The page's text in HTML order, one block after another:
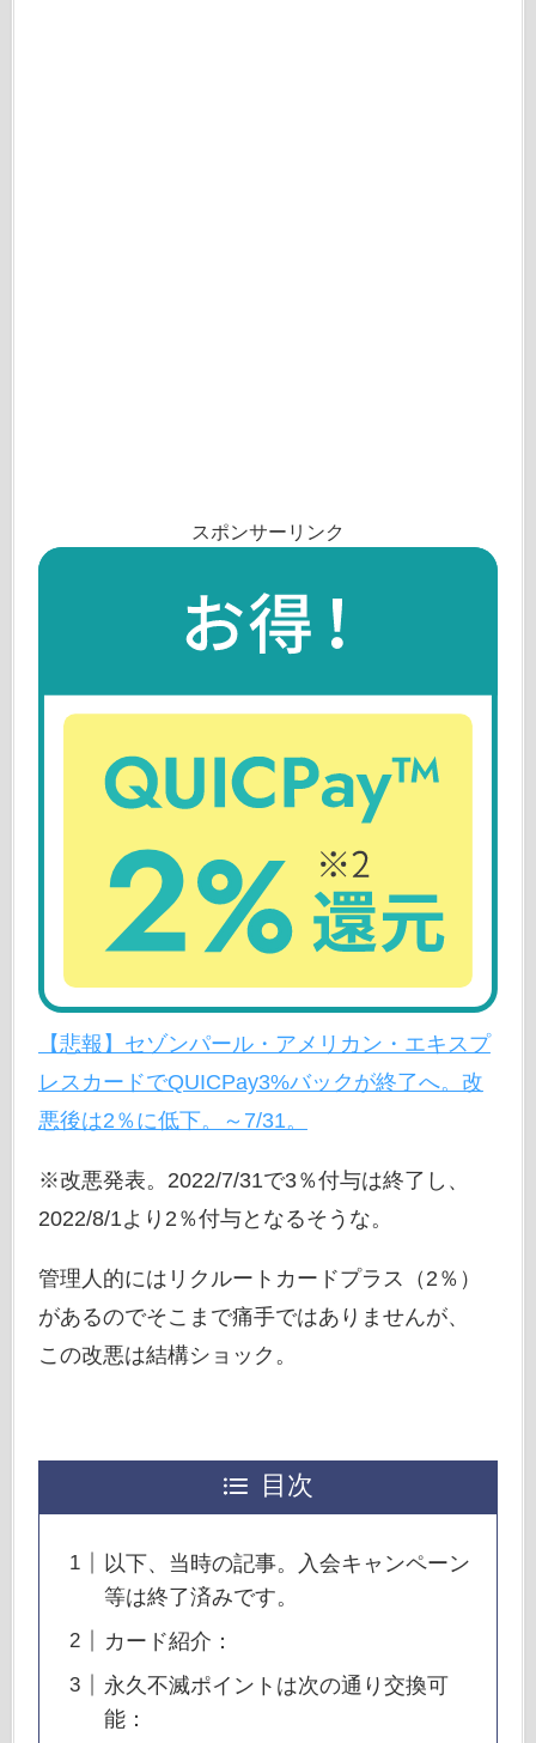
スポンサーリンク
【悲報】セゾンパール・アメリカン・エキスプ
レスカードでQUICPay3%バックが終了へ。改
悪後は2％に低下。～7/31。
※改悪発表。2022/7/31で3％付与は終了し、
2022/8/1より2％付与となるそうな。
管理人的にはリクルートカードプラス（2％）
があるのでそこまで痛手ではありませんが、
この改悪は結構ショック。
目次
以下、当時の記事。入会キャンペーン
等は終了済みです。
カード紹介：
永久不滅ポイントは次の通り交換可
能：